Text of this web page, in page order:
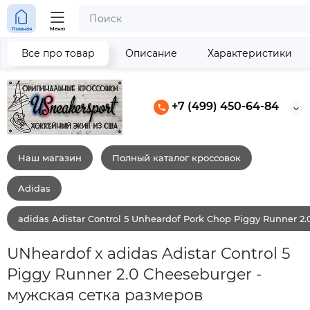
+7 (499) 450-64-84
Главная Меню
Наш магазин Полный каталог кроссовок
Adidas
adidas Adistar Control 5 Unheardof Pork Chop Piggy Runner
UNheardof x adidas Adistar Control 5
Piggy Runner 2.0 Cheeseburger -
мужская сетка размеров
Все про товар Описание Характеристики